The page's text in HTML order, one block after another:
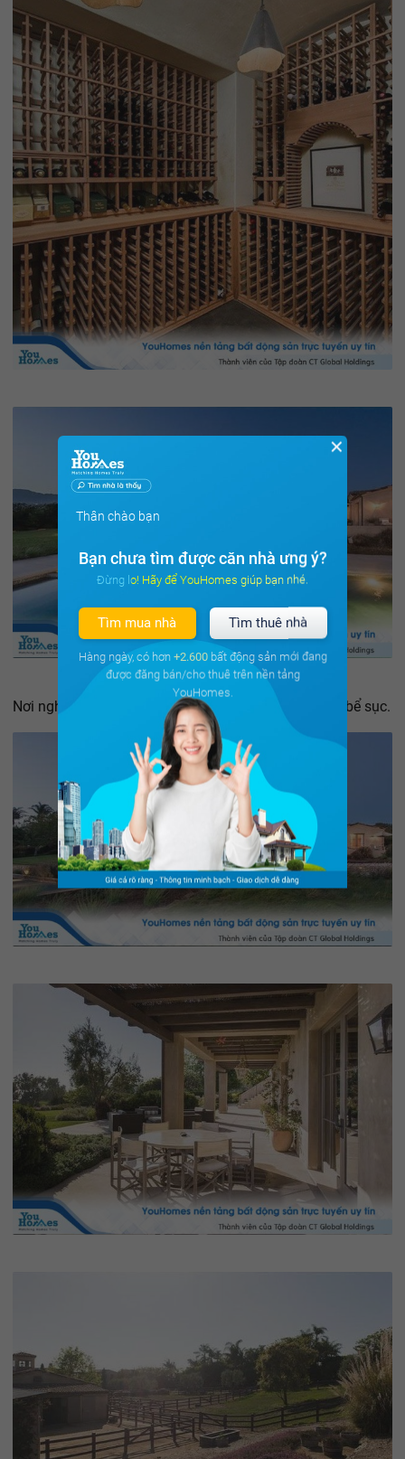
Nơi nghỉ rộng rãi này có hồ bơi nước mặn vô cực và bể sục.
✕
Thân chào bạn
Bạn chưa tìm được căn nhà ưng ý?
Đừng lo! Hãy để YouHomes giúp bạn nhé.
Tìm mua nhà Tìm thuê nhà
Hàng ngày, có hơn +2.600bất động sản mới đang
được đăng bán/cho thuê trên nền tảng
YouHomes.